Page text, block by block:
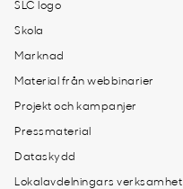
SLC logo
Skola
Marknad
Material från webbinarier
Projekt och kampanjer
Pressmaterial
Dataskydd
Lokalavdelningars verksamhet